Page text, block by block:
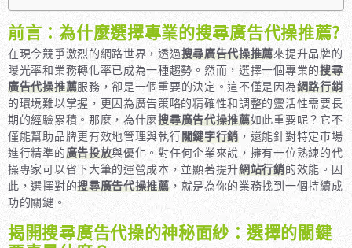
前言：為什麼選擇專業的搜尋廣告代操推薦?
在現今競爭激烈的網路世界，透過搜尋廣告代操推薦來提升品牌的
曝光率和業務轉化率已成為一種趨勢。然而，選擇一個專業的搜尋
廣告代操推薦服務，卻是一個重要的決定。這不僅是因為網路行銷
的環境難以掌握，更因為廣告策略的精確性和調整的靈活性需要長
期的經驗累積。那麼，為什麼搜尋廣告代操推薦如此重要呢？它不
僅能幫助品牌更有效地管理與執行關鍵字行銷 ，還能針對特定市場
進行精準的廣告投放與優化。對任何企業來說，擁有一位熟練的代
操專家可以省下大筆的運營成本，並顯著提升網站行銷的效能。因
此，選擇對的搜尋廣告代操推薦，就是為你的業務找到一個持續成
功的關鍵。
揭開搜尋廣告代操的神秘面紗：選擇的關鍵